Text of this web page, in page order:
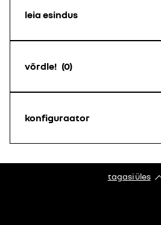
leia esindus
võrdle! 0
konfiguraator
tagasi üles